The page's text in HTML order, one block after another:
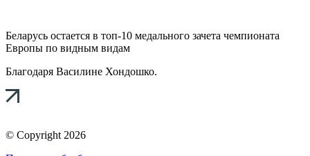
Беларусь остается в топ-10 медального зачета чемпионата
Европы по видным видам
Благодаря Василине Хондошко.
© Copyright 2026